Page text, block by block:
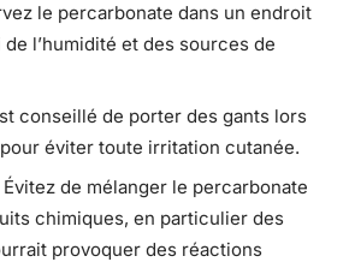
le percarbonate dans un endroit
de l’humidité et des sources de
conseillé de porter des gants lors
éviter toute irritation cutanée.
Évitez de mélanger le percarbonate
chimiques, en particulier des
provoquer des réactions